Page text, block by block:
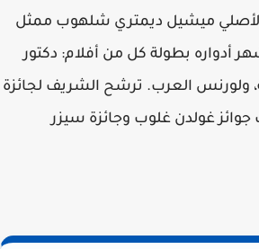
ميشيل ديمتري شلهوب ممثل
أدواره بطولة كل من أفلام: دكتور
ولورنس العرب. ترشح الشريف لجائزة
جوائز غولدن غلوب وجائزة سيزر